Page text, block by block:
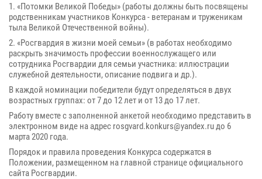
1. «Потомки Великой Победы» (работы должны быть посвящены
родственникам участников Конкурса - ветеранам и труженикам
тыла Великой Отечественной войны).
2. «Росгвардия в жизни моей семьи» (в работах необходимо
раскрыть значимость профессии военнослужащего или
сотрудника Росгвардии для семьи участника: иллюстрации
служебной деятельности, описание подвига и др.).
В каждой номинации победители будут определяться в двух
возрастных группах: от 7 до 12 лет и от 13 до 17 лет.
Работу вместе с заполненной анкетой необходимо представить в
электронном виде на адрес rosgvard.konkurs@yandex.ru до 6
марта 2020 года.
Порядок и правила проведения Конкурса содержатся в
Положении, размещенном на главной странице официального
сайта Росгвардии.